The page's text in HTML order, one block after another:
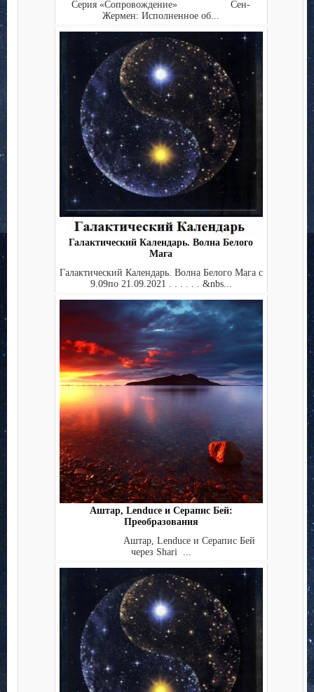
Серия «Сопровождение» Сен-
Жермен: Исполненное об...
Галактический Календарь. Волна Белого
Мага
Галактический Календарь. Волна Белого Мага с
9.09по 21.09.2021 . . . . . . &nbs...
Аштар, Lenduce и Серапис Бей:
Преобразования
Аштар, Lenduce и Серапис Бей
через Shari ...